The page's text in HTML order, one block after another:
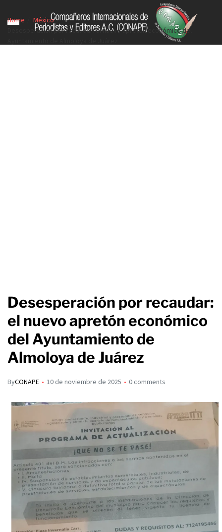
Home
México
Desesperación por recaudar: el nuevo apretón económico del
Desesperación por recaudar:
el nuevo apretón económico
del Ayuntamiento de
Almoloya de Juárez
ByCONAPE 10 de noviembre de 2025 0 comments